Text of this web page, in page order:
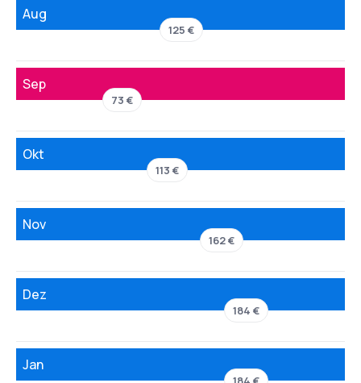
Aug
125 €
Sep
73 €
Okt
113 €
Nov
162 €
Dez
184 €
Jan